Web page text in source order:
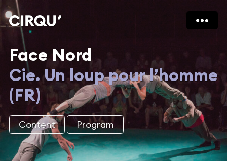
Face Nord
Cie. Un loup pour l’homme
(FR)
Content Program